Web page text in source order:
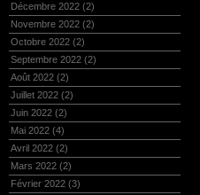
Décembre 2022 (2)
Novembre 2022 (2)
Octobre 2022 (2)
Septembre 2022 (2)
Août 2022 (2)
Juillet 2022 (2)
Juin 2022 (2)
Mai 2022 (4)
Avril 2022 (2)
Mars 2022 (2)
Février 2022 (3)